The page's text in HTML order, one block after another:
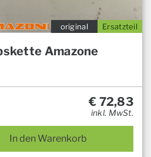
Ersatzteil
original
Amazone
€ 72,83
inkl. MwSt.
In den Warenkorb